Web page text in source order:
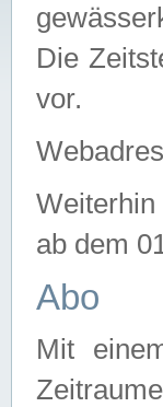
Die
vor.
Weiterhin
ab dem
Abo
Mit